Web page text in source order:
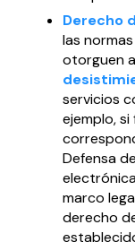
Derecho
las
otorguen
servicios
ejemplo,
Defensa
marco
derecho